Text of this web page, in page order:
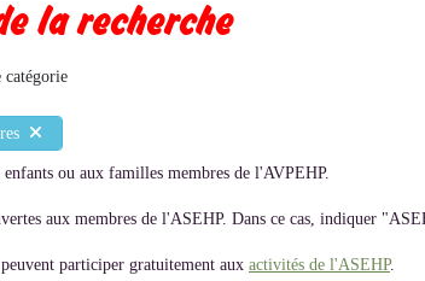
la recherche
catégorie
ou aux familles membres de l'AVPEHP.
aux membres de l'ASEHP. Dans ce cas, indiquer
participer gratuitement aux activités de l'ASEHP.